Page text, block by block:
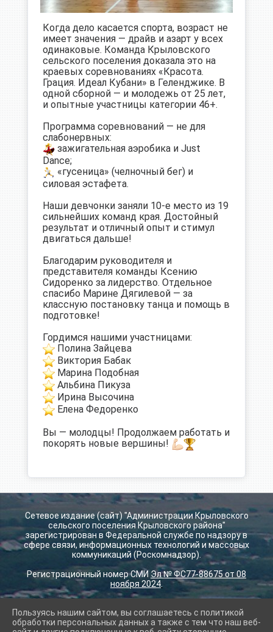
Когда дело касается спорта, возраст не
имеет значения — драйв и азарт у всех
одинаковые. Команда Крыловского
сельского поселения доказала это на
краевых соревнованиях «Красота.
Грация. Идеал Кубани» в Геленджике. В
одной сборной — и молодежь от 25 лет,
и опытные участницы категории 46+.
Программа соревнований — не для
слабонервных:
зажигательная аэробика и Just
Dance;
«гусеница» (челночный бег) и
силовая эстафета.
Наши девчонки заняли 10-е место из 19
сильнейших команд края. Достойный
результат и отличный опыт и стимул
двигаться дальше!
Благодарим руководителя и
представителя команды Ксению
Сидоренко за лидерство. Отдельное
спасибо Марине Дягилевой — за
классную постановку танца и помощь в
подготовке!
Гордимся нашими участницами:
Полина Зайцева
Виктория Бабак
Марина Подобная
Альбина Пикуза
Ирина Высочина
Елена Федоренко
Вы — молодцы! Продолжаем работать и
покорять новые вершины!
Сетевое издание (сайт) "Администрации Крыловского
сельского поселения Крыловского района"
зарегистрирован в Федеральной службе по надзору в
сфере связи, информационных технологий и массовых
коммуникаций (Роскомнадзор).
Регистрационный номер СМИ Эл № ФС77-88675 от 08
ноября 2024
2026 г. krilovskay.ru
Пользуясь нашим сайтом, вы соглашаетесь с политикой
обработки персональных данных а также с тем что наш веб-